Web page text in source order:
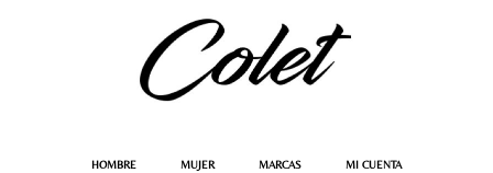
HOMBRE MUJER MARCAS MI CUENTA